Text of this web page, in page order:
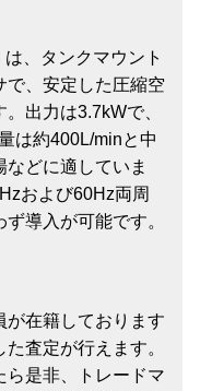
、タンクマウント
で、安定した圧縮空
出力は3.7kWで、
は約400L/minと中
どに適していま
および60Hz両周
導入が可能です。
が在籍しております
査定が行えます。
ら是非、トレードマ